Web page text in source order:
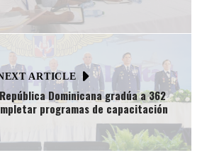
ARTICLE
Dominicana gradúa a 362
programas de capacitación